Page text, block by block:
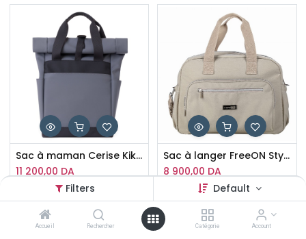
Filters Default
Accueil Rechercher Catégorie Account
Sac à maman Cerise Kikka Boo
11 200,00 DA
Sac à langer FreeON Style imperméable
8 900,00 DA